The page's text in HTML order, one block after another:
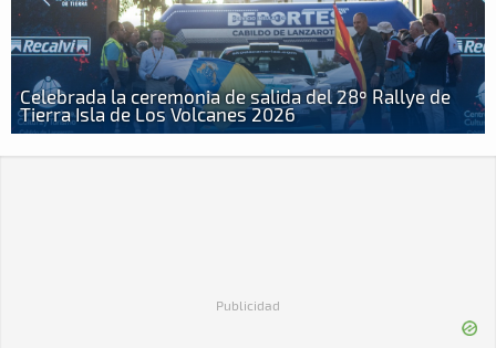
Celebrada la ceremonia de salida del 28º Rallye de
Tierra Isla de Los Volcanes 2026
Publicidad